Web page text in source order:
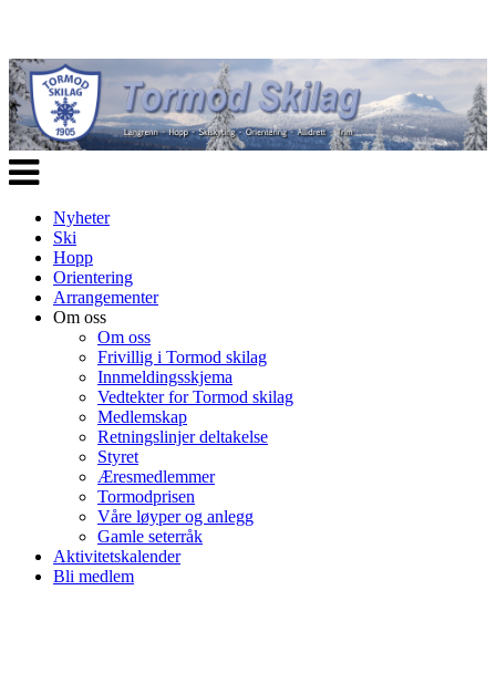
Veksle
navigasjon
Nyheter
Ski
Hopp
Orientering
Arrangementer
Om oss
Om oss
Frivillig i Tormod skilag
Innmeldingsskjema
Vedtekter for Tormod skilag
Medlemskap
Retningslinjer deltakelse
Styret
Æresmedlemmer
Tormodprisen
Våre løyper og anlegg
Gamle seterråk
Aktivitetskalender
Bli medlem